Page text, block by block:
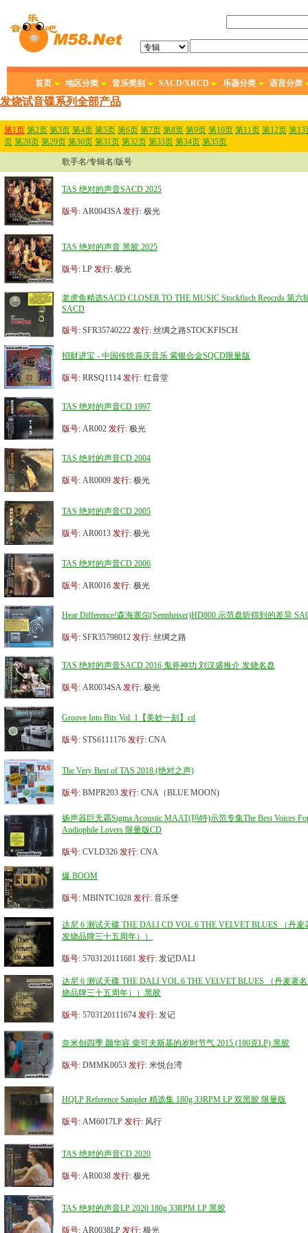
首页 地区分类 音乐类别 SACD/XRCD 乐器分类 语言分类
发烧试音碟系列全部产品
第1页 第2页 第3页 第4页 第5页 第6页 第7页 第8页 第9页 第10页 第11页 第12页 第13
页 第28页 第29页 第30页 第31页 第32页 第33页 第34页 第35页
歌手名/专辑名/版号
TAS 绝对的声音SACD 2025
版号: AR0043SA发行: 极光
TAS 绝对的声音 黑胶 2025
版号: LP 发行: 极光
老虎鱼精选SACD CLOSER TO THE MUSIC Stockfisch Reocrds 第六
SACD
版号: SFR35740222 发行: 丝绸之路STOCKFISCH
招财进宝 - 中国传统喜庆音乐 紫银合金SQCD限量版
版号: RRSQ1114 发行: 红音堂
TAS 绝对的声音CD 1997
版号: AR002 发行: 极光
TAS 绝对的声音CD 2004
版号: AR0009 发行: 极光
TAS 绝对的声音CD 2005
版号: AR0013 发行: 极光
TAS 绝对的声音CD 2006
版号: AR0016 发行: 极光
Hear Difference!森海塞尔(Sennheiser)HD800 示范盘听得到的差异
版号: SFR35798012 发行: 丝绸之路
TAS 绝对的声音SACD 2016 鬼斧神功 刘汉盛推介 发烧名盘
版号: AR0034SA发行: 极光
Groove Into Bits Vol. 1【美妙一刻】cd
版号: STS6111176 发行: CNA
The Very Best of TAS 2018 (绝对之声)
版号: BMPR203 发行: CNA（BLUE MOON)
扬声器巨无霸Sigma Acoustic MAAT(玛特)示范专集The Best Voices
Audiophile Lovers 限量版CD
版号: CVLD326 发行: CNA
爆 BOOM
版号: MBINTC1028 发行: 音乐堡
达尼 6 测试天碟 THE DALI CD VOL.6 THE VELVET BLUES （丹麦
发烧品牌三十五周年））
版号: 5703120111681 发行: 发记DALI
达尼 6 测试天碟 THE DALI VOL.6 THE VELVET BLUES （丹麦著
烧品牌三十五周年））黑胶
版号: 5703120111674 发行: 发记
奈米创四季 颜华容 柴可夫斯基的岁时节气 2015 (180克LP) 黑胶
版号: DMMK0053 发行: 米悦台湾
HQLP Reference Sampler 精选集 180g 33RPM LP 双黑胶 限量版
版号: AM6017LP 发行: 风行
TAS 绝对的声音CD 2020
版号: AR0038 发行: 极光
TAS 绝对的声音LP 2020 180g 33RPM LP 黑胶
版号: AR0038LP 发行: 极光